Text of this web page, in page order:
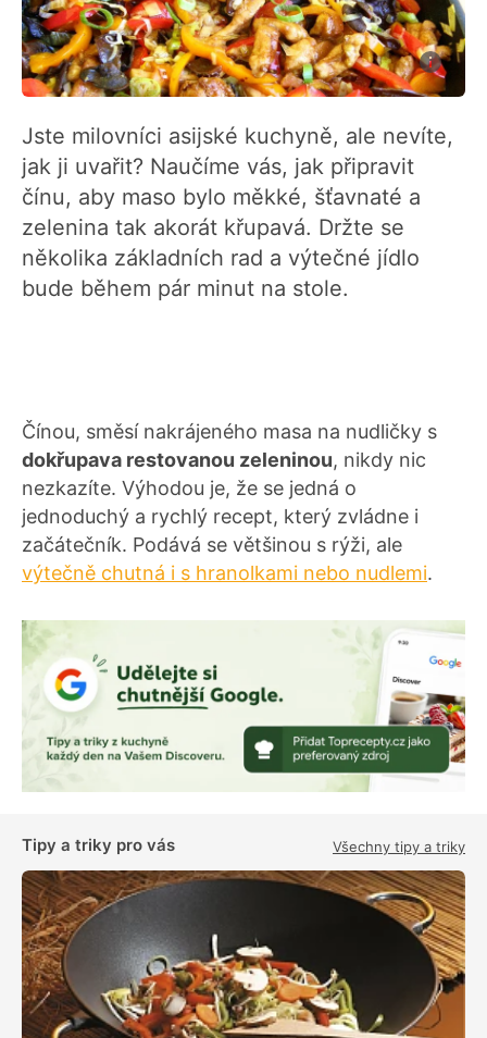
Jste milovníci asijské kuchyně, ale nevíte,
jak ji uvařit? Naučíme vás, jak připravit
čínu, aby maso bylo měkké, šťavnaté a
zelenina tak akorát křupavá. Držte se
několika základních rad a výtečné jídlo
bude během pár minut na stole.
Čínou, směsí nakrájeného masa na nudličky s
dokřupava restovanou zeleninou, nikdy nic
nezkazíte. Výhodou je, že se jedná o
jednoduchý a rychlý recept, který zvládne i
začátečník. Podává se většinou s rýži, ale
výtečně chutná i s hranolkami nebo nudlemi.
Tipy a triky pro vás Všechny tipy a triky